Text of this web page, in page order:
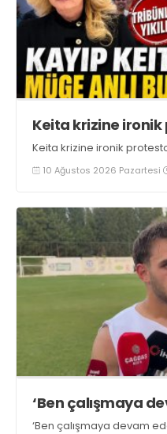
Keita krizine
Keita krizine ironik
10 Ağustos 2026 Pazartesi
‘Ben çalışmaya
‘Ben çalışmaya devam